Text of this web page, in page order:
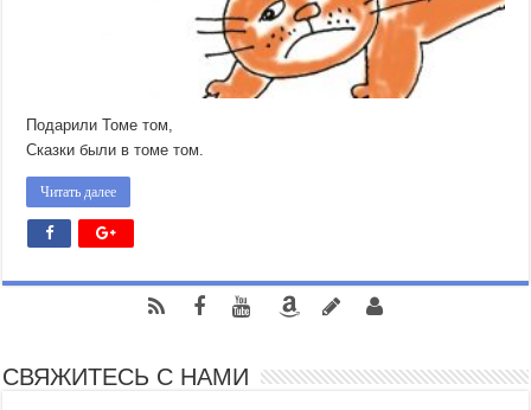
Подарили Томе том,
Сказки были в томе том.
Читать далее
СВЯЖИТЕСЬ С НАМИ